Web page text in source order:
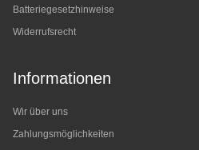
Batteriegesetzhinweise
Widerrufsrecht
Informationen
Wir über uns
Zahlungsmöglichkeiten